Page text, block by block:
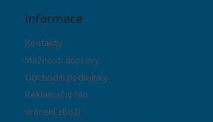
Informace
Kontakty
Možnosti dopravy
Obchodní podmínky
Reklamační řád
Vrácení zboží